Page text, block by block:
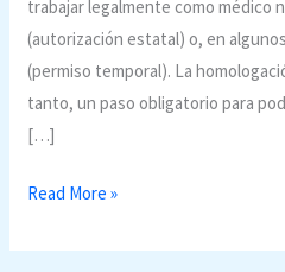
trabajar legalmente como médico
(autorización estatal) o, en
(permiso temporal). La
tanto, un paso obligatorio para
[…]
Homologación
Título
Read More »